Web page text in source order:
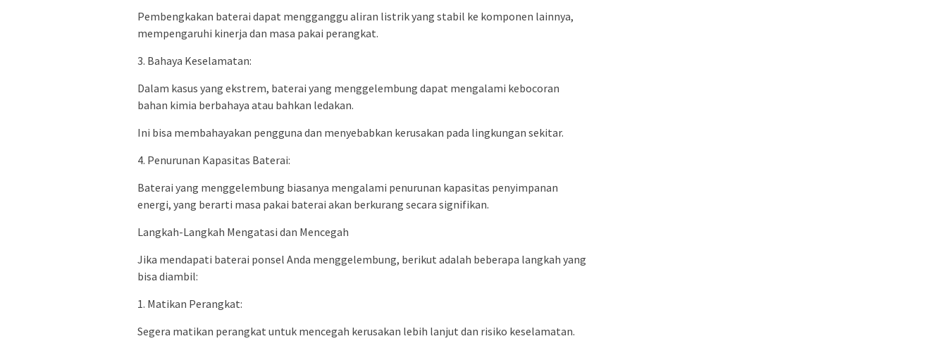
Pembengkakan baterai dapat mengganggu aliran listrik yang stabil ke komponen lainnya,
mempengaruhi kinerja dan masa pakai perangkat.
3. Bahaya Keselamatan:
Dalam kasus yang ekstrem, baterai yang menggelembung dapat mengalami kebocoran
bahan kimia berbahaya atau bahkan ledakan.
Ini bisa membahayakan pengguna dan menyebabkan kerusakan pada lingkungan sekitar.
4. Penurunan Kapasitas Baterai:
Baterai yang menggelembung biasanya mengalami penurunan kapasitas penyimpanan
energi, yang berarti masa pakai baterai akan berkurang secara signifikan.
Langkah-Langkah Mengatasi dan Mencegah
Jika mendapati baterai ponsel Anda menggelembung, berikut adalah beberapa langkah yang
bisa diambil:
1. Matikan Perangkat:
Segera matikan perangkat untuk mencegah kerusakan lebih lanjut dan risiko keselamatan.